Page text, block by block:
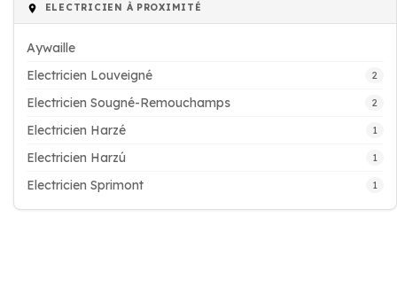
ELECTRICIEN À PROXIMITÉ
Aywaille
Electricien Louveigné
2
Electricien Sougné-Remouchamps 2
Electricien Harzé 1
Electricien Harzú 1
Electricien Sprimont 1